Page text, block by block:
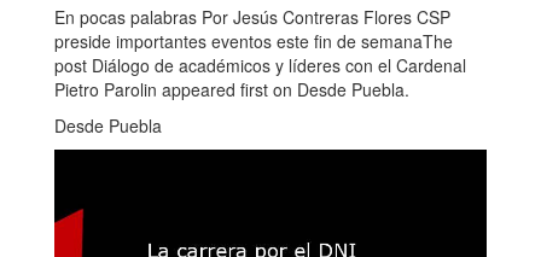
En pocas palabras Por Jesús Contreras Flores CSP
preside importantes eventos este fin de semanaThe
post Diálogo de académicos y líderes con el Cardenal
Pietro Parolin appeared first on Desde Puebla.
Desde Puebla